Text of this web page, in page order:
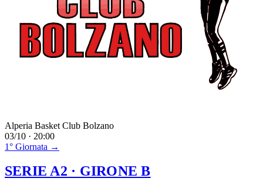
Alperia Basket Club Bolzano
03/10 · 20:00
1° Giornata →
SERIE A2 · GIRONE B